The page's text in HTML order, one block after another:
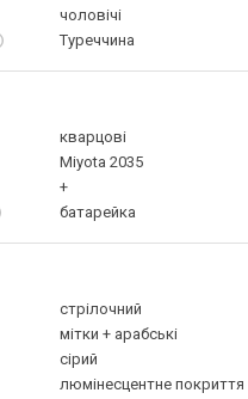
чоловічі
Туреччина
кварцові
Miyota 2035
+
батарейка
стрілочний
мітки + арабські
сірий
люмінесцентне покриття